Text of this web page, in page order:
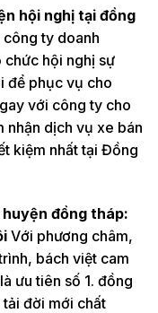
hội nghị tại đồng
ty doanh
chức hội nghị sự
để phục vụ cho
với công ty cho
nhận dịch vụ xe bán
kiệm nhất tại Đồng
đồng tháp:
Với phương châm,
bách việt cam
ưu tiên số 1. đồng
đời mới chất